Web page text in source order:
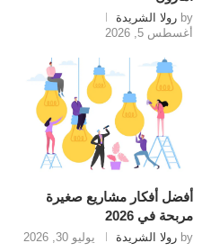
by رولا الشريدة
أغسطس 5, 2026
أفضل أفكار مشاريع صغيرة
مربحة في 2026
by رولا الشريدة يوليو 30, 2026